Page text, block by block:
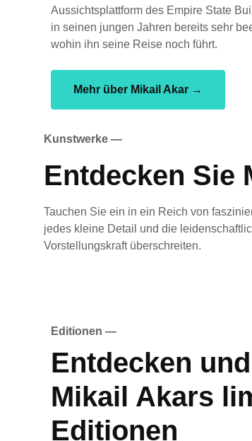
Aussichtsplattform des Empire State
in seinen jungen Jahren bereits sehr
wohin ihn seine Reise noch führt.
Mehr über Mikail Akar →
Kunstwerke —
Entdecken Sie
Tauchen Sie ein in ein Reich von
jedes kleine Detail und die
Vorstellungskraft überschreiten.
Editionen —
Entdecken
Mikail Akars
Editionen